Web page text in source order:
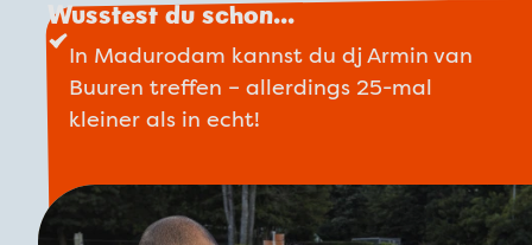
Wusstest du schon...
In Madurodam kannst du dj Armin van
Buuren treffen – allerdings 25-mal
kleiner als in echt!